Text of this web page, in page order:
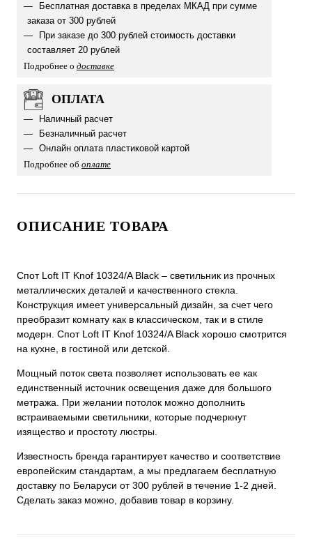
Бесплатная доставка в пределах МКАД при сумме
заказа от 300 рублей
При заказе до 300 рублей стоимость доставки
составляет 20 рублей
Подробнее о доставке
ОПЛАТА
Наличный расчет
Безналичный расчет
Онлайн оплата пластиковой картой
Подробнее об оплате
ОПИСАНИЕ ТОВАРА
Спот Loft IT Knof 10324/A Black – светильник из прочных
металлических деталей и качественного стекла.
Конструкция имеет универсальный дизайн, за счет чего
преобразит комнату как в классическом, так и в стиле
модерн. Спот Loft IT Knof 10324/A Black хорошо смотрится
на кухне, в гостиной или детской.
Мощный поток света позволяет использовать ее как
единственный источник освещения даже для большого
метража. При желании потолок можно дополнить
встраиваемыми светильники, которые подчеркнут
изящество и простоту люстры.
Известность бренда гарантирует качество и соответствие
европейским стандартам, а мы предлагаем бесплатную
доставку по Беларуси от 300 рублей в течение 1-2 дней.
Сделать заказ можно, добавив товар в корзину.